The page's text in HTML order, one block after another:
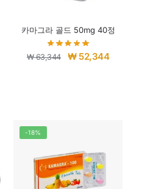
카마그라 골드 50mg 40정
₩63,344 ₩52,344
-18%